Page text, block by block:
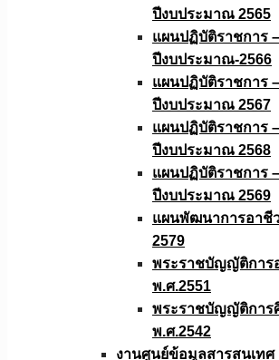
ปีงบประมาณ 2565
แผนปฏิบัติราชการ
ปีงบประมาณ-2566
แผนปฏิบัติราชการ
ปีงบประมาณ 2567
แผนปฏิบัติราชการ
ปีงบประมาณ 2568
แผนปฏิบัติราชการ
ปีงบประมาณ 2569
แผนพัฒนาการอาชี
2579
พระราชบัญญัติการ
พ.ศ.2551
พระราชบัญญัติการ
พ.ศ.2542
งานศูนย์ข้อมูลสารสนเทศ